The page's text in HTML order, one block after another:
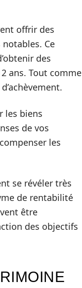
offrir des
notables. Ce
des
ans. Tout comme
les biens
de vos
les
se révéler très
de rentabilité
être
des objectifs